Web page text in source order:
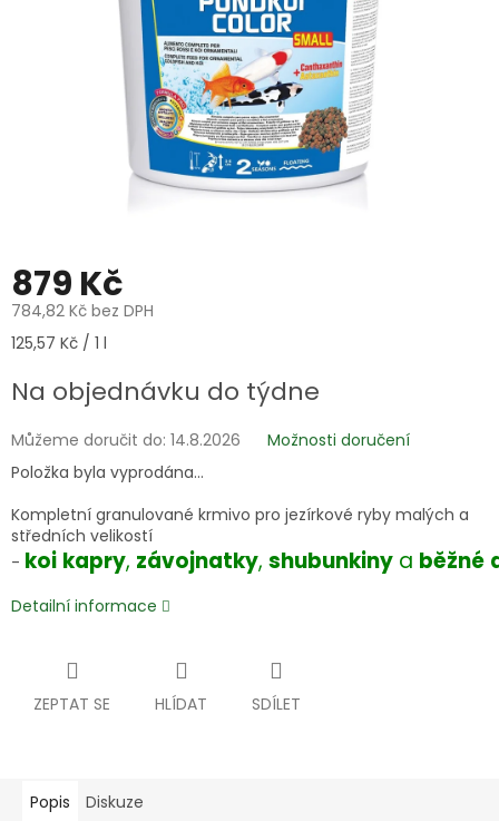
879 Kč
784,82 Kč bez DPH
Měrná
125,57 Kč / 1 l
Na objednávku do týdne
Můžeme doručit do: 14.8.2026
Možnosti doručení
Položka byla vyprodána…
Kompletní granulované krmivo pro jezírkové ryby malých a
středních velikostí
- koi kapry, závojnatky, shubunkiny a běžné
Detailní informace
ZEPTAT SE HLÍDAT SDÍLET
Popis Diskuze